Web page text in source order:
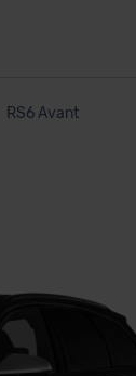
RS6 Avant